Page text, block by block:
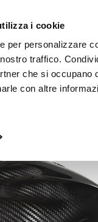
i cookie
per personalizzare
traffico.
che si occupano
con altre
OUTDOOR